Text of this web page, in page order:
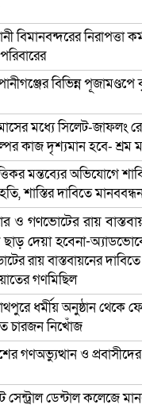
বিমানবন্দরের নিরাপত্তা
বিভিন্ন
মধ্যে সিলেট-জাফলং
কাজ দৃশ্যমান হবে- শ্রম
মন্তব্যের অভিযোগে
শাস্তির দাবিতে
ও গণভোটের রায়
দেয়া হবেনা-
রায় বাস্তবায়নের
গণমিছিল
ধর্মীয় অনুষ্ঠান থেকে
চারজন নিখোঁজ
গণঅভ্যুত্থান ও
সেন্ট্রাল ডেন্টাল কলেজে